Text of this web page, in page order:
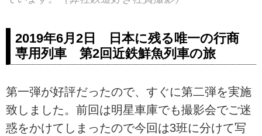
2019年6月2日 日本に残る唯一の行商
専用列車 第2回近鉄鮮魚列車の旅
第一弾が好評だったので、すぐに第二弾を実施
致しました。前回は明星車庫でも撮影会でご迷
惑をかけてしまったので今回は3班に分けて写